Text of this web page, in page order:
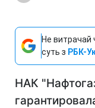
Не витрачай
суть з РБК-
НАК